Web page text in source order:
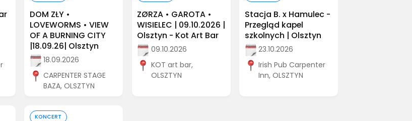
DOM ZŁY •
LOVEWORMS • VIEW
OF A BURNING CITY
|18.09.26| Olsztyn
18.09.2026
CARPENTER STAGE
BAZA, OLSZTYN
ZØRZA • GAROTA •
WISIELEC | 09.10.2026 |
Olsztyn - Kot Art Bar
09.10.2026
KOT art bar,
OLSZTYN
Stacja B. x Hamulec -
Przegląd kapel
szkolnych | Olsztyn
23.10.2026
Irish Pub Carpenter
Inn, OLSZTYN
Kup bilet
KONCERT